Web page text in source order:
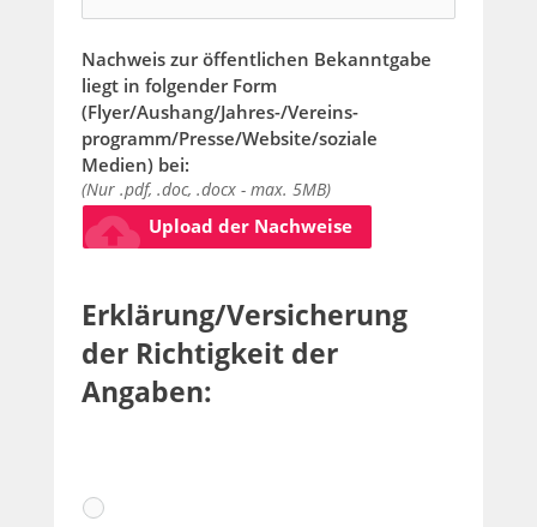
Nachweis zur öffentlichen Bekanntgabe
liegt in folgender Form
(Flyer/Aushang/Jahres-/Vereins-
programm/Presse/Website/soziale
Medien) bei:
(Nur .pdf, .doc, .docx - max. 5MB)
cloud_upload Upload der Nachweise
Erklärung/Versicherung
der Richtigkeit der
Angaben: